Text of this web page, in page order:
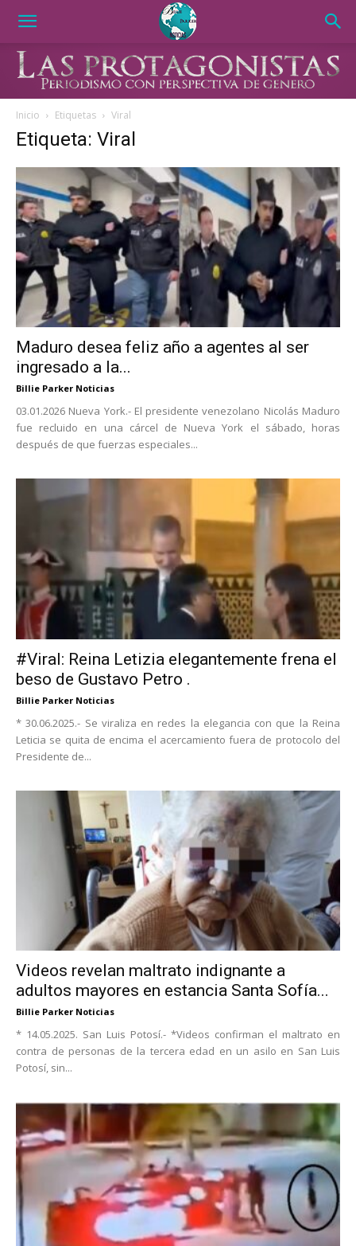
Inicio Etiquetas Viral
Etiqueta: Viral
Maduro desea feliz año a agentes al ser
ingresado a la...
Billie Parker Noticias
03.01.2026 Nueva York.- El presidente venezolano Nicolás Maduro
fue recluido en una cárcel de Nueva York el sábado, horas
después de que fuerzas especiales...
#Viral: Reina Letizia elegantemente frena el
beso de Gustavo Petro .
Billie Parker Noticias
* 30.06.2025.- Se viraliza en redes la elegancia con que la Reina
Leticia se quita de encima el acercamiento fuera de protocolo del
Presidente de...
Videos revelan maltrato indignante a
adultos mayores en estancia Santa Sofía...
Billie Parker Noticias
* 14.05.2025. San Luis Potosí.- *Videos confirman el maltrato en
contra de personas de la tercera edad en un asilo en San Luis
Potosí, sin...